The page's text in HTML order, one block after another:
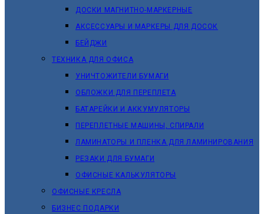
ДОСКИ МАГНИТНО-МАРКЕРНЫЕ
АКСЕССУАРЫ И МАРКЕРЫ ДЛЯ ДОСОК
БЕЙДЖИ
ТЕХНИКА ДЛЯ ОФИСА
УНИЧТОЖИТЕЛИ БУМАГИ
ОБЛОЖКИ ДЛЯ ПЕРЕПЛЕТА
БАТАРЕЙКИ И АККУМУЛЯТОРЫ
ПЕРЕПЛЕТНЫЕ МАШИНЫ, СПИРАЛИ
ЛАМИНАТОРЫ И ПЛЕНКА ДЛЯ ЛАМИНИРОВАНИЯ
РЕЗАКИ ДЛЯ БУМАГИ
ОФИСНЫЕ КАЛЬКУЛЯТОРЫ
ОФИСНЫЕ КРЕСЛА
БИЗНЕС ПОДАРКИ